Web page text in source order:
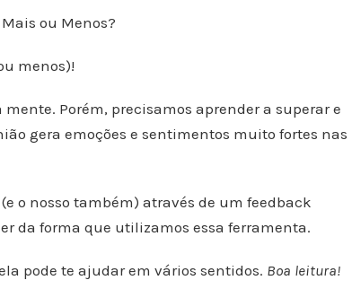
ou Menos?
menos)!
Porém, precisamos aprender a superar e
gera emoções e sentimentos muito fortes nas
o nosso também) através de um feedback
da forma que utilizamos essa ferramenta.
pode te ajudar em vários sentidos. Boa leitura!